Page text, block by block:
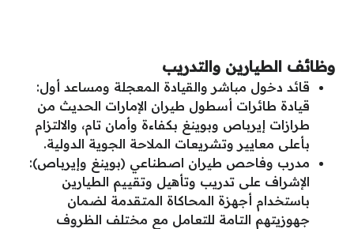
وظائف الطيارين والتدريب
قائد دخول مباشر والقيادة المعجلة ومساعد أول:
قيادة طائرات أسطول طيران الإمارات الحديث من
طرازات إيرباص وبوينغ بكفاءة وأمان تام، والالتزام
بأعلى معايير وتشريعات الملاحة الجوية الدولية.
مدرب وفاحص طيران اصطناعي (بوينغ وإيرباص):
الإشراف على تدريب وتأهيل وتقييم الطيارين
باستخدام أجهزة المحاكاة المتقدمة لضمان
جهوزيتهم التامة للتعامل مع مختلف الظروف